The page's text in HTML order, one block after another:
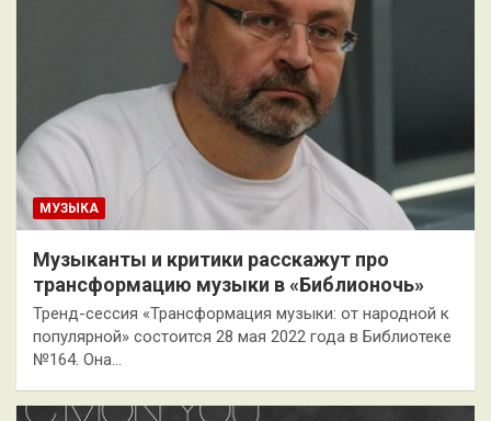
МУЗЫКА
Музыканты и критики расскажут про
трансформацию музыки в «Библионочь»
Тренд-сессия «Трансформация музыки: от народной к
популярной» состоится 28 мая 2022 года в Библиотеке
№164. Она…